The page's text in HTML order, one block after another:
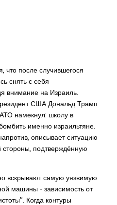
что после случившегося
снять с себя
внимание на Израиль.
США Дональд Трамп
намекнул: школу в
именно израильтяне.
описывает ситуацию
стороны, подтверждённую
вскрывают самую уязвимую
машины - зависимость от
Когда контуры